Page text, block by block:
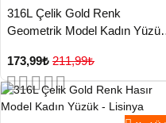
316L Çelik Gold Renk
Geometrik Model Kadın Yüzük
173,99₺ 211,99₺